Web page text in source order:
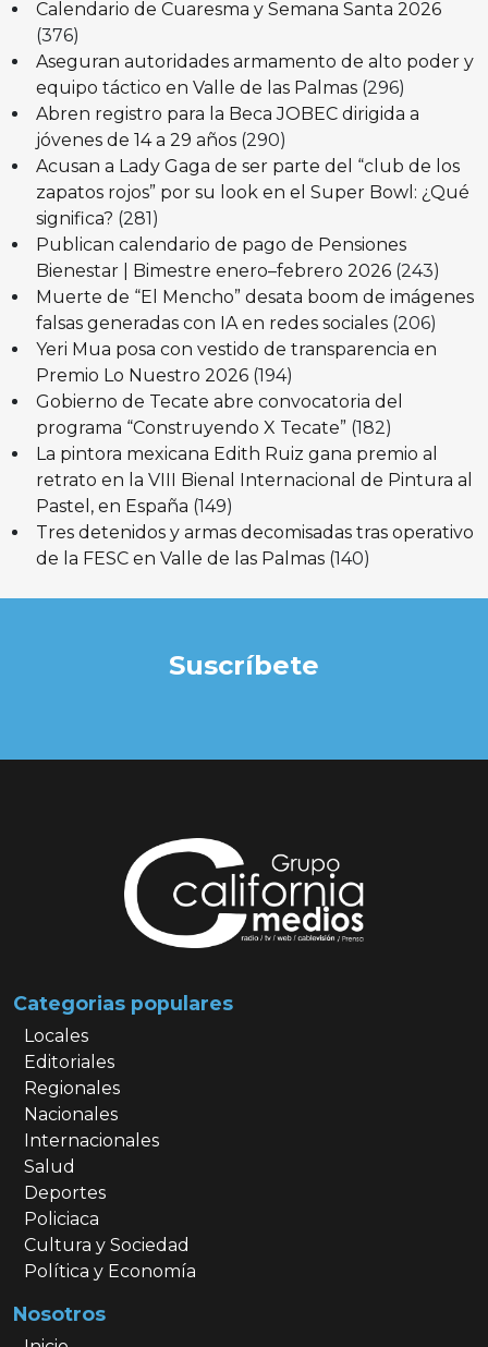
Calendario de Cuaresma y Semana Santa 2026
(376)
Aseguran autoridades armamento de alto poder y
equipo táctico en Valle de las Palmas (296)
Abren registro para la Beca JOBEC dirigida a
jóvenes de 14 a 29 años (290)
Acusan a Lady Gaga de ser parte del “club de los
zapatos rojos” por su look en el Super Bowl: ¿Qué
significa? (281)
Publican calendario de pago de Pensiones
Bienestar | Bimestre enero–febrero 2026 (243)
Muerte de “El Mencho” desata boom de imágenes
falsas generadas con IA en redes sociales (206)
Yeri Mua posa con vestido de transparencia en
Premio Lo Nuestro 2026 (194)
Gobierno de Tecate abre convocatoria del
programa “Construyendo X Tecate” (182)
La pintora mexicana Edith Ruiz gana premio al
retrato en la VIII Bienal Internacional de Pintura al
Pastel, en España (149)
Tres detenidos y armas decomisadas tras operativo
de la FESC en Valle de las Palmas (140)
Suscríbete
Categorias populares
Locales
Editoriales
Regionales
Nacionales
Internacionales
Salud
Deportes
Policiaca
Cultura y Sociedad
Política y Economía
Nosotros